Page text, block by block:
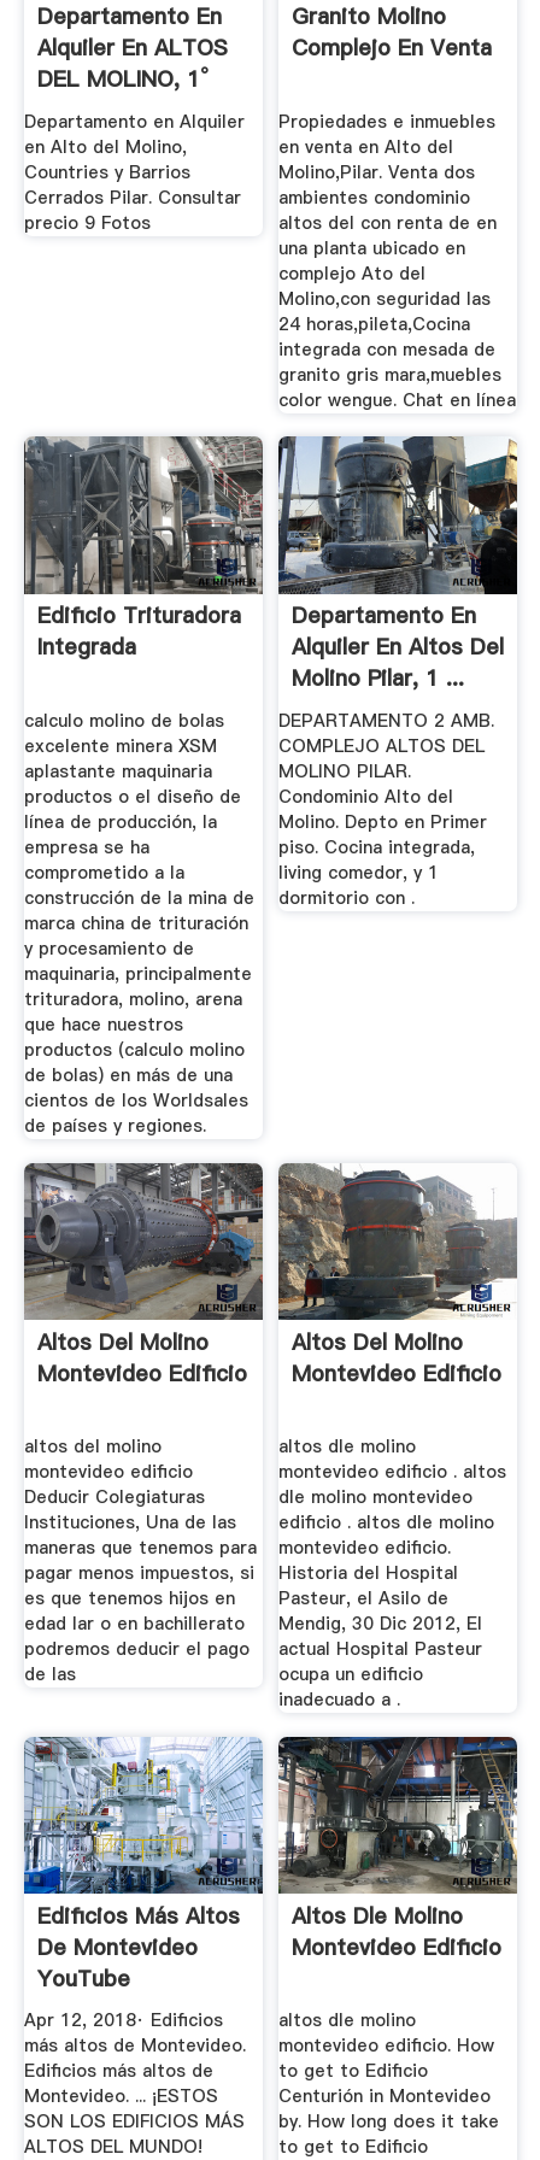
Departamento En
Alquiler En ALTOS
DEL MOLINO, 1°
Piso ...
Departamento en Alquiler
en Alto del Molino,
Countries y Barrios
Cerrados Pilar. Consultar
precio 9 Fotos
Granito Molino
Complejo En Venta
Propiedades e inmuebles
en venta en Alto del
Molino,Pilar. Venta dos
ambientes condominio
altos del con renta de en
una planta ubicado en
complejo Ato del
Molino,con seguridad las
24 horas,pileta,Cocina
integrada con mesada de
granito gris mara,muebles
color wengue. Chat en línea
Edificio Trituradora
Integrada
calculo molino de bolas
excelente minera XSM
aplastante maquinaria
productos o el diseño de
línea de producción, la
empresa se ha
comprometido a la
construcción de la mina de
marca china de trituración
y procesamiento de
maquinaria, principalmente
trituradora, molino, arena
que hace nuestros
productos (calculo molino
de bolas) en más de una
cientos de los Worldsales
de países y regiones.
Departamento En
Alquiler En Altos Del
Molino Pilar, 1 ...
DEPARTAMENTO 2 AMB.
COMPLEJO ALTOS DEL
MOLINO PILAR.
Condominio Alto del
Molino. Depto en Primer
piso. Cocina integrada,
living comedor, y 1
dormitorio con .
Altos Del Molino
Montevideo Edificio
altos del molino
montevideo edificio
Deducir Colegiaturas
Instituciones, Una de las
maneras que tenemos para
pagar menos impuestos, si
es que tenemos hijos en
edad lar o en bachillerato
podremos deducir el pago
de las
Altos Del Molino
Montevideo Edificio
altos dle molino
montevideo edificio . altos
dle molino montevideo
edificio . altos dle molino
montevideo edificio.
Historia del Hospital
Pasteur, el Asilo de
Mendig, 30 Dic 2012, El
actual Hospital Pasteur
ocupa un edificio
inadecuado a .
Edificios Más Altos
De Montevideo
YouTube
Apr 12, 2018· Edificios
más altos de Montevideo.
Edificios más altos de
Montevideo. ... ¡ESTOS
SON LOS EDIFICIOS MÁS
ALTOS DEL MUNDO!
Altos Dle Molino
Montevideo Edificio
altos dle molino
montevideo edificio. How
to get to Edificio
Centurión in Montevideo
by. How long does it take
to get to Edificio